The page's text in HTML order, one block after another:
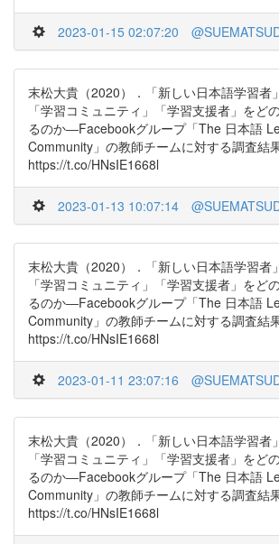
2023-01-15 02:07:20
末松大貴（2020）．「新しい日本語学習者
「学習コミュニティ」「学習支援者」をど
るのか―Facebookグループ「The 日本語
Community」の教師チームに対する調査結
https://t.co/HNsIE1668l
2023-01-13 10:07:14
末松大貴（2020）．「新しい日本語学習者
「学習コミュニティ」「学習支援者」をど
るのか―Facebookグループ「The 日本語
Community」の教師チームに対する調査結
https://t.co/HNsIE1668l
2023-01-11 23:07:16
末松大貴（2020）．「新しい日本語学習者
「学習コミュニティ」「学習支援者」をど
るのか―Facebookグループ「The 日本語
Community」の教師チームに対する調査結
https://t.co/HNsIE1668l